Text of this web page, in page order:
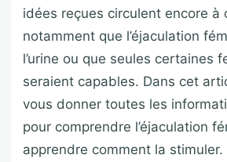
idées reçues circulent encore à
notamment que l’éjaculation
l’urine ou que seules certaines
seraient capables. Dans cet
vous donner toutes les
pour comprendre l’éjaculation
apprendre comment la stimuler.